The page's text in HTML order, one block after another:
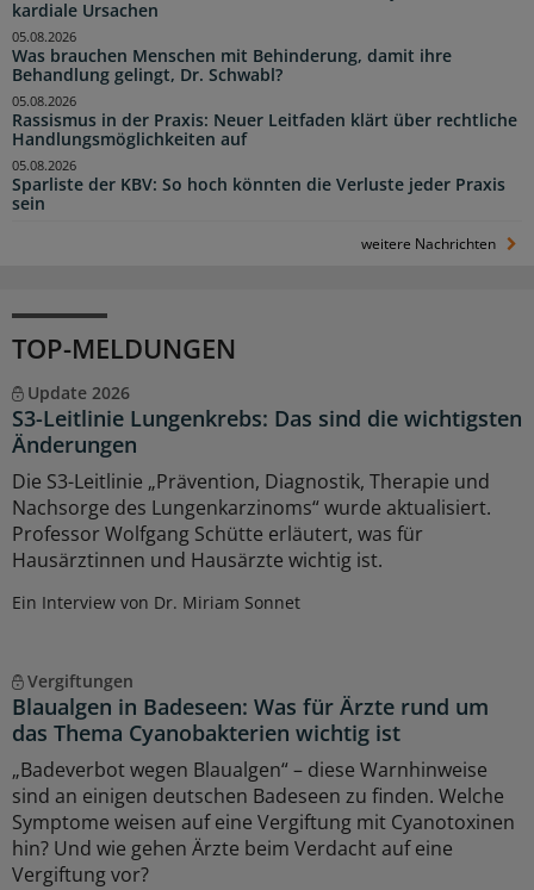
kardiale Ursachen
Was brauchen Menschen mit Behinderung, damit ihre
Behandlung gelingt, Dr. Schwabl?
05.08.2026
Rassismus in der Praxis: Neuer Leitfaden klärt über rechtliche
Handlungsmöglichkeiten auf
05.08.2026
Sparliste der KBV: So hoch könnten die Verluste jeder Praxis
sein
05.08.2026
weitere Nachrichten
TOP-MELDUNGEN
Update 2026
S3-Leitlinie Lungenkrebs: Das sind die wichtigsten
Änderungen
Die S3-Leitlinie „Prävention, Diagnostik, Therapie und
Nachsorge des Lungenkarzinoms“ wurde aktualisiert.
Professor Wolfgang Schütte erläutert, was für
Hausärztinnen und Hausärzte wichtig ist.
Ein Interview von Dr. Miriam Sonnet
Vergiftungen
Blaualgen in Badeseen: Was für Ärzte rund um
das Thema Cyanobakterien wichtig ist
„Badeverbot wegen Blaualgen“ – diese Warnhinweise
sind an einigen deutschen Badeseen zu finden. Welche
Symptome weisen auf eine Vergiftung mit Cyanotoxinen
hin? Und wie gehen Ärzte beim Verdacht auf eine
Vergiftung vor?